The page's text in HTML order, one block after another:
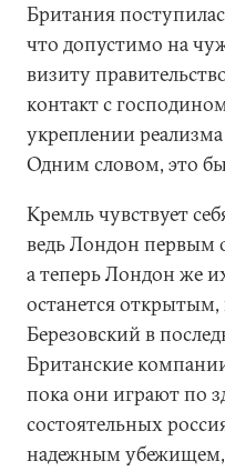
Британия
что допустимо на
визиту
контакт с
укреплении
Одним словом, это
Кремль чувствует
ведь Лондон первым
а теперь Лондон же
останется
Березовский в
Британские
пока они играют по
состоятельных
надежным убежищем,